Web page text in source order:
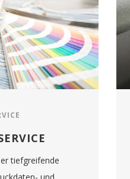
tiefgreifende